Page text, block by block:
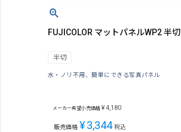
FUJICOLOR マットパネルWP2 半切
半切
水・ノリ不用、簡単にできる写真パネル
メーカー希望小売価格 ¥4,180
販売価格 ¥3,344 税込